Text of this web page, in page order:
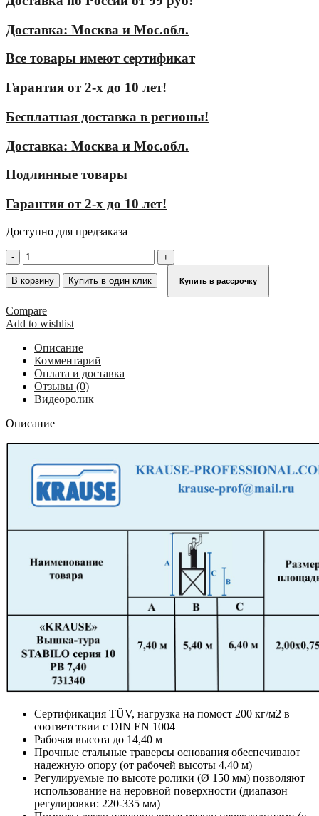
Доставка: Москва и Мос.обл.
Все товары имеют сертификат
Гарантия от 2-х до 10 лет!
Бесплатная доставка в регионы!
Доставка: Москва и Мос.обл.
Подлинные товары
Гарантия от 2-х до 10 лет!
Доступно для предзаказа
Количество
товара
Вышка-
серии
10
KRAUSE
STABILO
7,40
м
731340
В корзину Купить в один клик Купить в рассрочку
Compare
Add to wishlist
Описание
Комментарий
Оплата и доставка
Отзывы (0)
Видеоролик
Описание
Сертификация TÜV, нагрузка на помост 200 кг/м2 в
соответствии с DIN EN 1004
Рабочая высота до 14,40 м
Прочные стальные траверсы основания обеспечивают
надежную опору (от рабочей высоты 4,40 м)
Регулируемые по высоте ролики (Ø 150 мм) позволяют
использование на неровной поверхности (диапазон
регулировки: 220-335 мм)